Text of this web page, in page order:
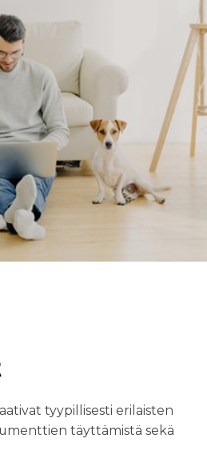
tyypillisesti erilaisten
täyttämistä sekä